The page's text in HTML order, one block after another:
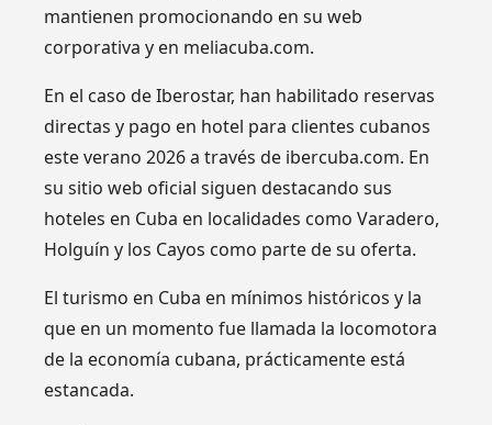
mantienen promocionando en su web
corporativa y en meliacuba.com.
En el caso de Iberostar, han habilitado reservas
directas y pago en hotel para clientes cubanos
este verano 2026 a través de ibercuba.com. En
su sitio web oficial siguen destacando sus
hoteles en Cuba en localidades como Varadero,
Holguín y los Cayos como parte de su oferta.
El turismo en Cuba en mínimos históricos y la
que en un momento fue llamada la locomotora
de la economía cubana, prácticamente está
estancada.